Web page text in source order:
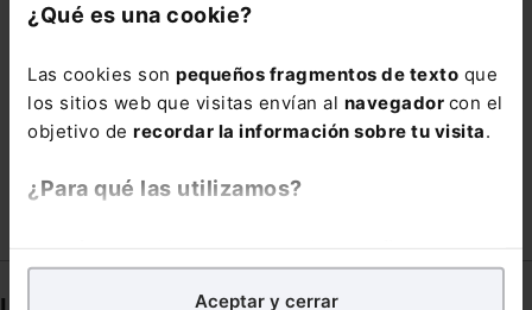
¿Qué es una cookie?
Las cookies son pequeños fragmentos de texto que
los sitios web que visitas envían al navegador con el
objetivo de recordar la información sobre tu visita.
¿Para qué las utilizamos?
analíticospara tratar demejorar tu experienciaen
nuestra página web. También con fines publicitarios,
Aceptar y cerrar
TELEFORMACIÓN BONIFICABLE
VIOLENCIA CONTRA LA INFANCIA
VOTO TELEMATICO X